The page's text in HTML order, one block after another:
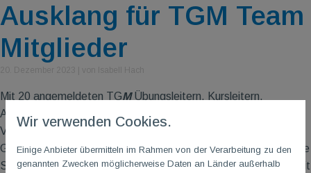
Ausklang für TGM Team
Mitglieder
Mit 20 angemeldeten TGMÜbungsleitern, Kursleitern,
Abteilungsleitern, Übungsleiterhelfern, Ehrenamtlern und
Vorstandsmitgliedern, besuchten wir am Sa., 02.12.2023 den
Gonsenheimer Adventsmarkt. Trotz der klirrenden Kälte war die
Stimmung gut und alle konnten sich an bestem Glühwein und mit
Wir verwenden Cookies.
Einige Anbieter übermitteln im Rahmen von der Verarbeitung zu den
genannten Zwecken möglicherweise Daten an Länder außerhalb